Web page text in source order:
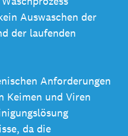
Auswaschen der
der laufenden
Anforderungen
Keimen und Viren
da die